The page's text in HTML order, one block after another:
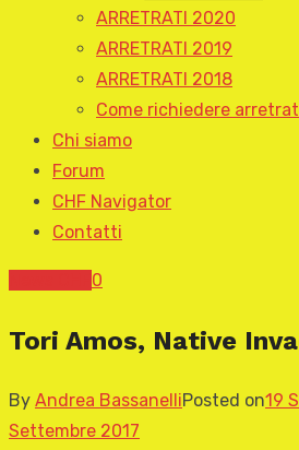
ARRETRATI 2020
ARRETRATI 2019
ARRETRATI 2018
Come richiedere
Chi siamo
Forum
CHF Navigator
Contatti
0
Tori Amos, Native
By Andrea BassanelliPosted on19
Settembre 2017